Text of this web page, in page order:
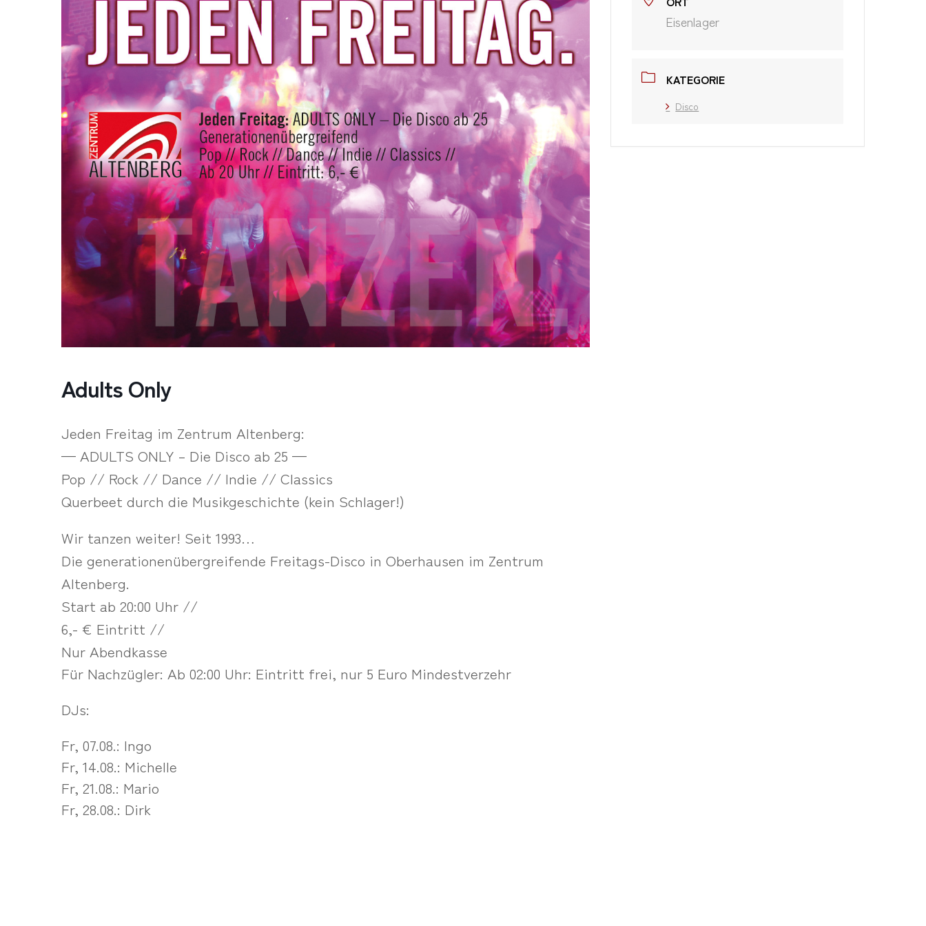
Adults Only
Jeden Freitag im Zentrum Altenberg:
— ADULTS ONLY – Die Disco ab 25 —
Pop // Rock // Dance // Indie // Classics
Querbeet durch die Musikgeschichte (kein Schlager!)
Wir tanzen weiter! Seit 1993…
Die generationenübergreifende Freitags-Disco in Oberhausen im Zentrum
Altenberg.
Start ab 20:00 Uhr //
6,- € Eintritt //
Nur Abendkasse
Für Nachzügler: Ab 02:00 Uhr: Eintritt frei, nur 5 Euro Mindestverzehr
DJs:
Fr, 07.08.: Ingo
Fr, 14.08.: Michelle
Fr, 21.08.: Mario
Fr, 28.08.: Dirk
Eisenlager
KATEGORIE
Disco